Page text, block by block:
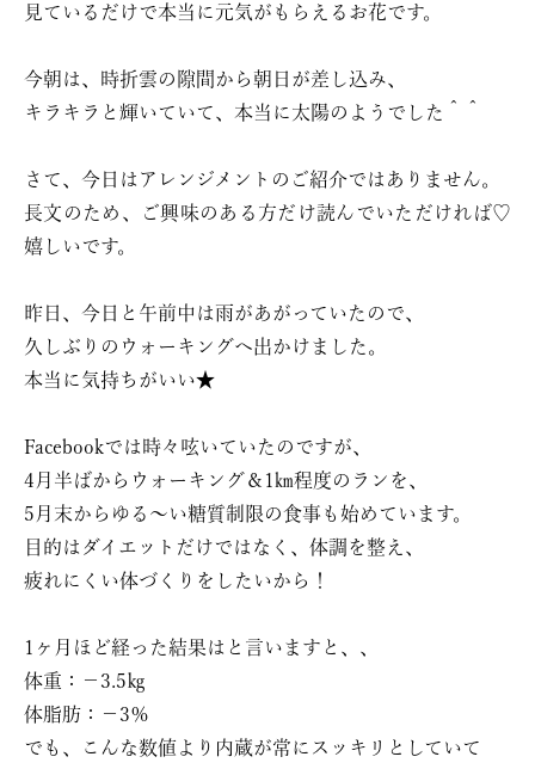
見ているだけで本当に元気がもらえるお花です。
今朝は、時折雲の隙間から朝日が差し込み、
キラキラと輝いていて、本当に太陽のようでした＾＾
さて、今日はアレンジメントのご紹介ではありません。
長文のため、ご興味のある方だけ読んでいただければ♡
嬉しいです。
昨日、今日と午前中は雨があがっていたので、
久しぶりのウォーキングへ出かけました。
本当に気持ちがいい★
Facebookでは時々呟いていたのですが、
4月半ばからウォーキング＆1㎞程度のランを、
5月末からゆる〜い糖質制限の食事も始めています。
目的はダイエットだけではなく、体調を整え、
疲れにくい体づくりをしたいから！
1ヶ月ほど経った結果はと言いますと、、
体重：−3.5㎏
体脂肪：−3％
でも、こんな数値より内蔵が常にスッキリとしていて